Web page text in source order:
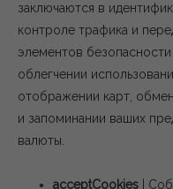
заключаются в
контроле трафика и
элементов
облегчении
отображении карт,
и запоминании ваших
валюты.
acceptCookies |